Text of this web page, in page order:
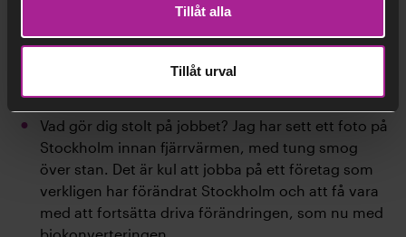
Tillåt alla
Tillåt urval
Utbildning: högskoleingenjör i kemiteknik, KTH
Vad gör dig stolt på jobbet? Jag har sett ett foto på
Stockholm innan fjärrvärmen, med tung smog
över stan. Det är kul att jobba på ett företag som
verkligen har förändrat Stockholm och att få vara
med att fortsätta driva förändringen, som nu med